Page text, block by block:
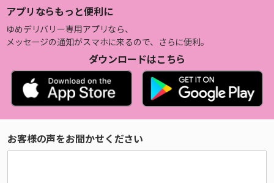
アプリならもっと便利に
ゆめデリバリー専用アプリなら、
メッセージの通知がスマホに来るので、さらに便利。
ダウンロードはこちら
お客様の声をお聞かせください